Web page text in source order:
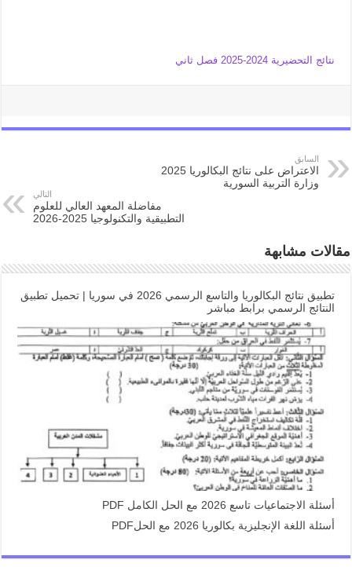
نتائج التحضيرية 2024-2025 فصل ثاني
السابق
الاعتراض على نتائج البكالوريا 2025
وزارة التربية السورية
التالي
مفاضلة المعهد العالي للعلوم
التطبيقية والتكنولوجيا 2025-2026
مقالات مشابهة
تطبيق نتائج البكالوريا والتاسع الرسمي 2026 في سوريا | تحميل تطبيق
النتائج الرسمي برابط مباشر
أسئلة الاجتماعيات تاسع 2026 مع الحل الكامل PDF
أسئلة اللغة الإنجليزية بكالوريا 2026 مع الحلPDF